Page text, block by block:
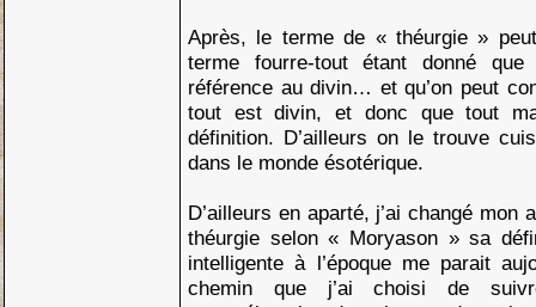
Après, le terme de « théurgie »
terme fourre-tout étant donné
référence au divin… et qu’on peut
tout est divin, et donc que tout
définition. D’ailleurs on le trouve
dans le monde ésotérique.
D’ailleurs en aparté, j’ai changé
théurgie selon « Moryason » sa
intelligente à l’époque me parait
chemin que j’ai choisi de